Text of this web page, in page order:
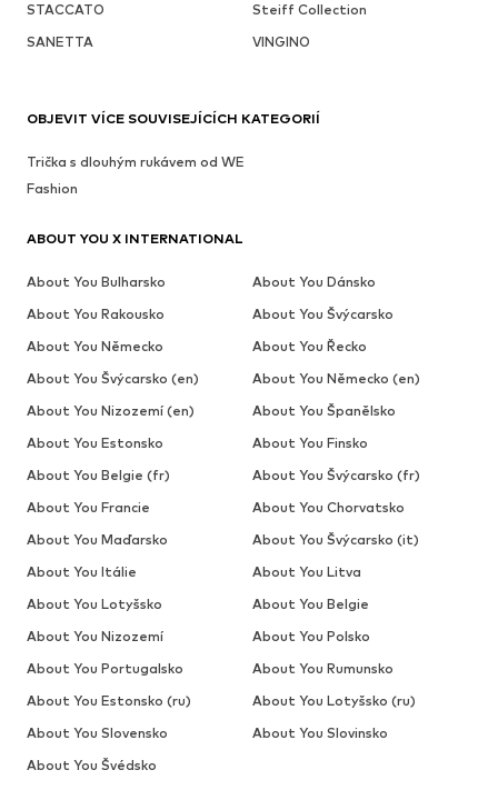
STACCATO
Steiff Collection
SANETTA
VINGINO
OBJEVIT VÍCE SOUVISEJÍCÍCH KATEGORIÍ
Trička s dlouhým rukávem od WE
Fashion
ABOUT YOU X INTERNATIONAL
About You Bulharsko
About You Dánsko
About You Rakousko
About You Švýcarsko
About You Německo
About You Řecko
About You Švýcarsko (en)
About You Německo (en)
About You Nizozemí (en)
About You Španělsko
About You Estonsko
About You Finsko
About You Belgie (fr)
About You Švýcarsko (fr)
About You Francie
About You Chorvatsko
About You Maďarsko
About You Švýcarsko (it)
About You Itálie
About You Litva
About You Lotyšsko
About You Belgie
About You Nizozemí
About You Polsko
About You Portugalsko
About You Rumunsko
About You Estonsko (ru)
About You Lotyšsko (ru)
About You Slovensko
About You Slovinsko
About You Švédsko